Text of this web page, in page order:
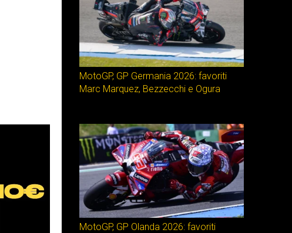
MotoGP, GP Germania 2026: favoriti
Marc Marquez, Bezzecchi e Ogura
MotoGP, GP Olanda 2026: favoriti